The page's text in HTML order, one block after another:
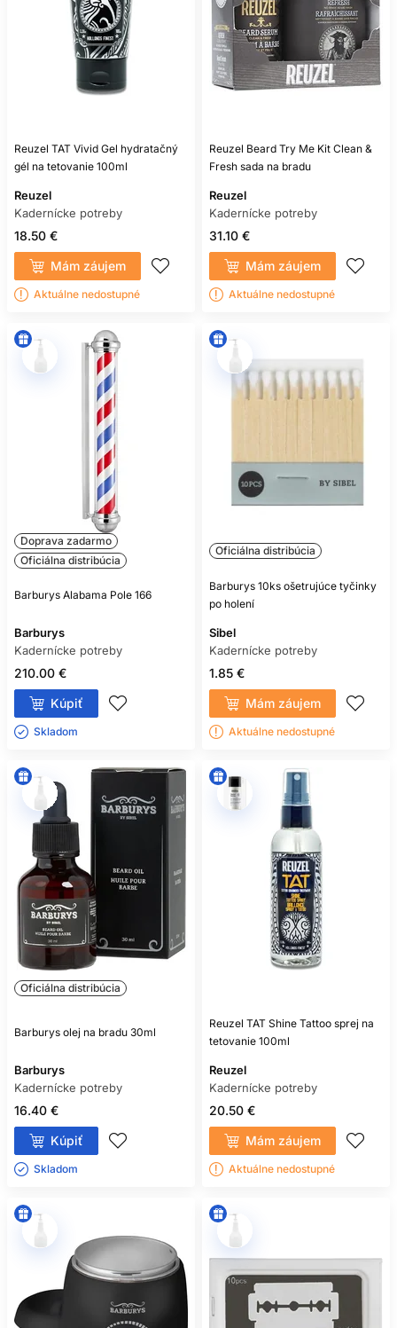
Reuzel TAT Vivid Gel hydratačný
gél na tetovanie 100ml
Reuzel
Kadernícke potreby
18.50 €
Mám záujem
Aktuálne nedostupné
Reuzel Beard Try Me Kit Clean &
Fresh sada na bradu
Reuzel
Kadernícke potreby
31.10 €
Mám záujem
Aktuálne nedostupné
Doprava zadarmo
Oficiálna distribúcia
Barburys Alabama Pole 166
Barburys
Kadernícke potreby
210.00 €
Kúpiť
Skladom ㅤ
Oficiálna distribúcia
Barburys 10ks ošetrujúce tyčinky
po holení
Sibel
Kadernícke potreby
1.85 €
Mám záujem
Aktuálne nedostupné
Oficiálna distribúcia
Barburys olej na bradu 30ml
Barburys
Kadernícke potreby
16.40 €
Kúpiť
Skladom ㅤ
Reuzel TAT Shine Tattoo sprej na
tetovanie 100ml
Reuzel
Kadernícke potreby
20.50 €
Mám záujem
Aktuálne nedostupné